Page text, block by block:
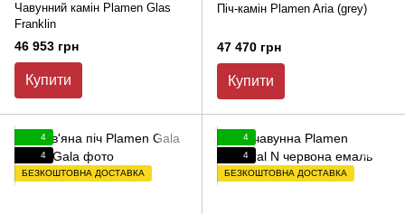
Чавунний камін Plamen Glas
Franklin
46 953 грн
Купити
Піч-камін Plamen Aria (grey)
47 470 грн
Купити
4
4
БЕЗКОШТОВНА ДОСТАВКА
4
4
БЕЗКОШТОВНА ДОСТАВКА